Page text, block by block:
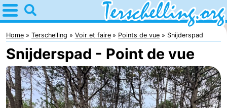
Home
Terschelling
Astuces
Avec
les
Villages
Home Terschelling Voir et faire Points de vue Snijderspad
Snijderspad - Point de vue